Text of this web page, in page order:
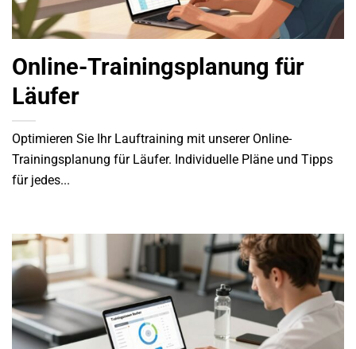
Online-Trainingsplanung für
Läufer
Optimieren Sie Ihr Lauftraining mit unserer Online-
Trainingsplanung für Läufer. Individuelle Pläne und Tipps
für jedes...